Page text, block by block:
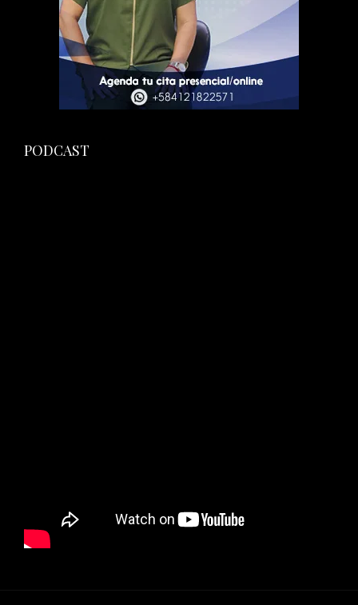
PODCAST